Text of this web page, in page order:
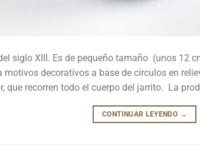
siglo XIII. Es de pequeño tamaño (unos 12
motivos decorativos a base de círculos en
que recorren todo el cuerpo del jarrito. La
CONTINUAR LEYENDO →